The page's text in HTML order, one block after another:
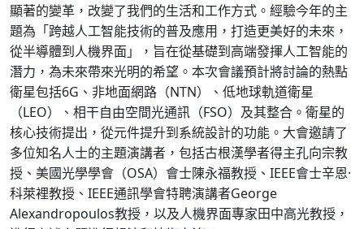
顯著的變革，改變了我們的生活和工作方式。經驗今年的主
題為「跨越人工智能技術的普及應用，打造更美好的未來，
從半導體到人機界面」，旨在從基礎到高端發揮人工智能的
潛力，為未來帶來光明的希望。本次會議預計將討論的熱點
衛星包括6G、非地面網路（NTN）、低地球軌道衛星
（LEO）、相干自由空間光通訊（FSO）及其整合。衛星的
核心技術提出，從元件提升到系統設計的功能。大會邀請了
多位知名人士的主題演講者，包括古根漢學者得主孔向宗教
授、美國光學學會（OSA）會士陳永福教授、IEEE會士辛恩·
科萊裡教授、IEEE通訊學會特聘演講者George
Alexandropoulos教授，以及人機界面專家田中高光教授，